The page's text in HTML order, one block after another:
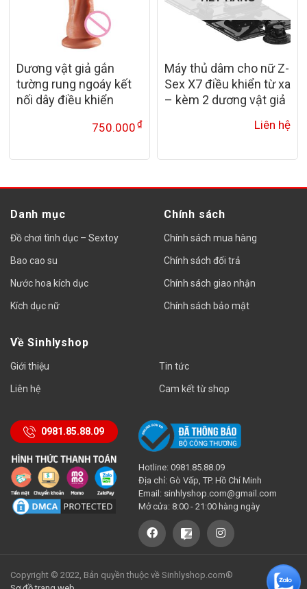
Dương vật giả gắn
tường rung ngoáy kết
nối dây điều khiển
750.000₫
Máy thủ dâm cho nữ Z-
Sex X7 điều khiển từ xa
– kèm 2 dương vật giả
Liên hệ
Danh mục
Đồ chơi tình dục – Sextoy
Bao cao su
Nước hoa kích dục
Kích dục nữ
Chính sách
Chính sách mua hàng
Chính sách đổi trả
Chính sách giao nhận
Chính sách bảo mật
Về Sinhlyshop
Giới thiệu
Liên hệ
Tin tức
Cam kết từ shop
0981.85.88.09
Hotline: 0981.85.88.09
Địa chỉ: Gò Vấp, TP. Hồ Chí Minh
Email: sinhlyshop.com@gmail.com
Mở cửa: 8:00 - 21:00 hàng ngày
Copyright © 2022, Bản quyền thuộc về Sinhlyshop.com®